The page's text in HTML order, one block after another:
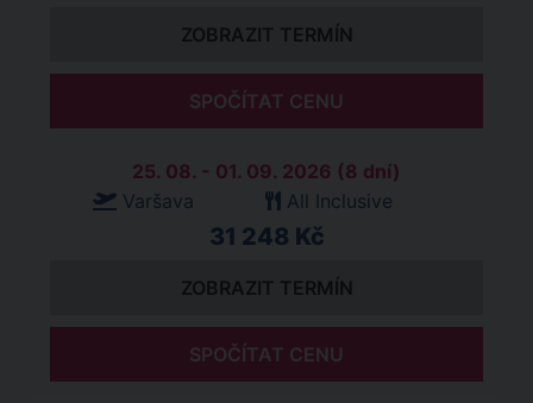
ZOBRAZIT TERMÍN
SPOČÍTAT CENU
25. 08. - 01. 09. 2026 (8 dní)
Varšava
All Inclusive
31 248 Kč
ZOBRAZIT TERMÍN
SPOČÍTAT CENU